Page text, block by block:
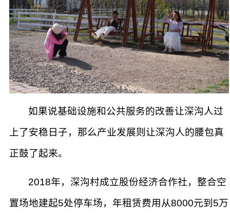
如果说基础设施和公共服务的改善让深沟人过
上了安稳日子，那么产业发展则让深沟人的腰包真
正鼓了起来。
2018年，深沟村成立股份经济合作社，整合空
置场地建起5处停车场，年租赁费用从8000元到5万